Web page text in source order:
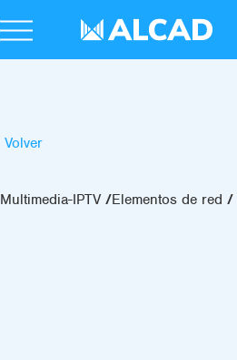
Volver
Multimedia-IPTV Elementos de red